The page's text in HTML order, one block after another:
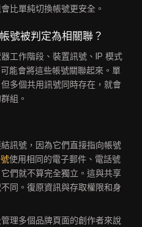
比單純切換帳號更安全。
號被判定為相關聯？
工作階段、裝置訊號、IP 模式
能會將這些帳號關聯起來。單
多個共用訊號同時存在，就會
組。
訊號，因為它們直接指向帳號
使用相同的電子郵件、電話號
們就不算完全獨立。這與共享
同。復原資訊與存取權限和身
理多個品牌頁面的創作者來說